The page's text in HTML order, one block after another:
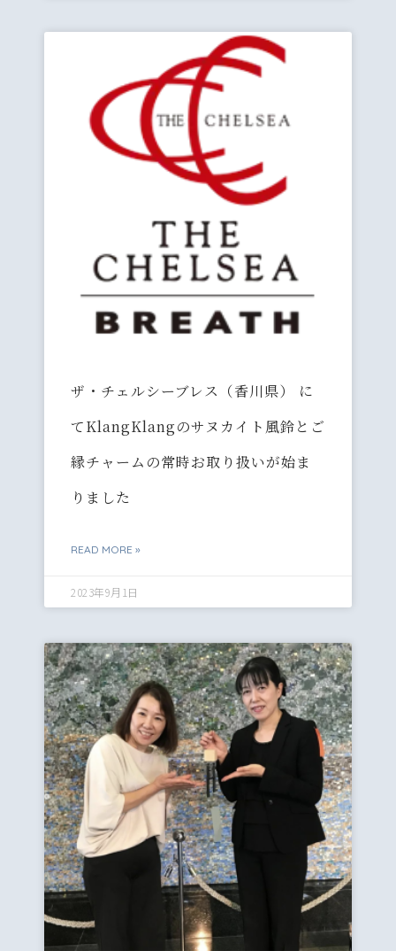
ザ・チェルシーブレス（香川県） に
てKlangKlangのサヌカイト風鈴とご
縁チャームの常時お取り扱いが始ま
りました
READ MORE »
2023年9月1日